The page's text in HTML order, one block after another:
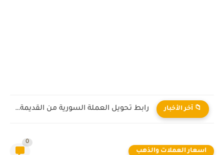
📁 آخر الأخبار رابط تحويل العملة السورية من القديمة إلى الجديدة 2026
اسعار العملات والذهب
0